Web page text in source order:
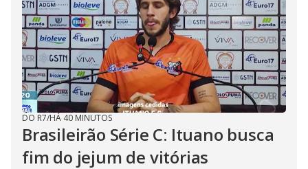
DO R7/HÁ 40 MINUTOS
Brasileirão Série C: Ituano busca
fim do jejum de vitórias